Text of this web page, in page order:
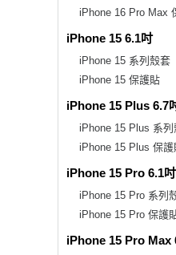
iPhone 16 Pro Max
iPhone 15 6.1吋
iPhone 15 系列殼套
iPhone 15 保護貼
iPhone 15 Plus 6.7
iPhone 15 Plus 系列
iPhone 15 Plus 保護
iPhone 15 Pro 6.1吋
iPhone 15 Pro 系列
iPhone 15 Pro 保護
iPhone 15 Pro Max